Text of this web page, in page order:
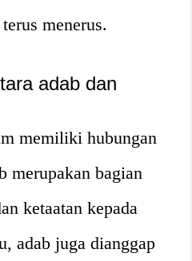
menerus.
adab dan
memiliki hubungan
merupakan bagian
ketaatan kepada
adab juga dianggap